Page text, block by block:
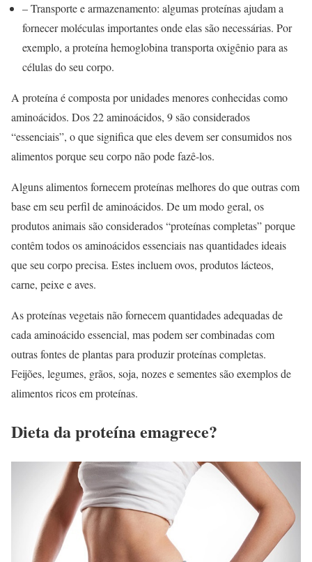
– Transporte e armazenamento: algumas proteínas ajudam a
fornecer moléculas importantes onde elas são necessárias. Por
exemplo, a proteína hemoglobina transporta oxigênio para as
células do seu corpo.
A proteína é composta por unidades menores conhecidas como
aminoácidos. Dos 22 aminoácidos, 9 são considerados
“essenciais”, o que significa que eles devem ser consumidos nos
alimentos porque seu corpo não pode fazê-los.
Alguns alimentos fornecem proteínas melhores do que outras com
base em seu perfil de aminoácidos. De um modo geral, os
produtos animais são considerados “proteínas completas” porque
contêm todos os aminoácidos essenciais nas quantidades ideais
que seu corpo precisa. Estes incluem ovos, produtos lácteos,
carne, peixe e aves.
As proteínas vegetais não fornecem quantidades adequadas de
cada aminoácido essencial, mas podem ser combinadas com
outras fontes de plantas para produzir proteínas completas.
Feijões, legumes, grãos, soja, nozes e sementes são exemplos de
alimentos ricos em proteínas.
Dieta da proteína emagrece?